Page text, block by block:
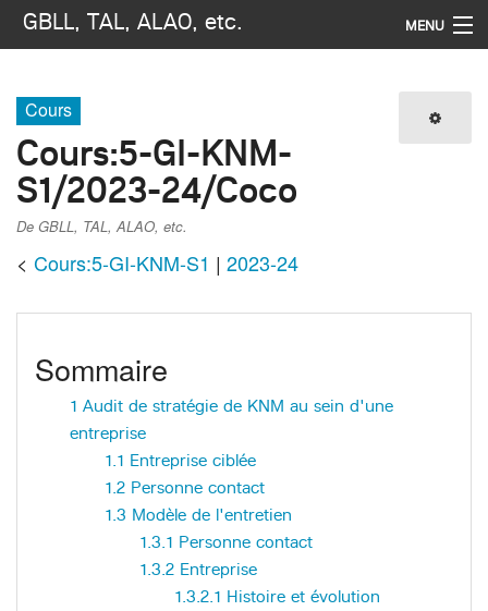
GBLL, TAL, ALAO, etc. MENU
Imprimer / exporter
Rechercher
Cours
Cours:5-GI-KNM-
S1/2023-24/Coco
De GBLL, TAL, ALAO, etc.
< Cours:5-GI-KNM-S1 ‎ | 2023-24
Sommaire
1 Audit de stratégie de KNM au sein d'une
entreprise
1.1 Entreprise ciblée
1.2 Personne contact
1.3 Modèle de l'entretien
1.3.1 Personne contact
1.3.2 Entreprise
1.3.2.1 Histoire et évolution